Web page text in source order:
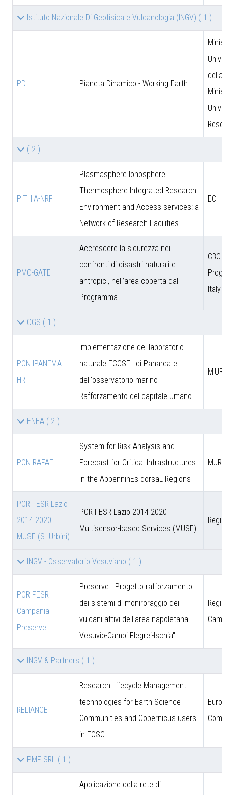
Istituto Nazionale Di Geofisica e Vulcanologia (INGV) ( 1 )
PD Pianeta Dinamico - Working Earth
della
( 2 )
PITHIA-NRF
Plasmasphere Ionosphere
Thermosphere Integrated Research
Environment and Access services: a
Network of Research Facilities
EC
PMO-GATE
Accrescere la sicurezza nei
confronti di disastri naturali e
antropici, nell’area coperta dal
Programma
CBC
Italy-
OGS ( 1 )
PON IPANEMA
HR
Implementazione del laboratorio
naturale ECCSEL di Panarea e
dell'osservatorio marino -
Rafforzamento del capitale umano
MIUR
ENEA ( 2 )
PON RAFAEL
System for Risk Analysis and
Forecast for Critical Infrastructures
in the AppenninEs dorsaL Regions
MUR
POR FESR Lazio
2014-2020 -
MUSE (S. Urbini)
POR FESR Lazio 2014-2020 -
Multisensor-based Services (MUSE)
INGV - Osservatorio Vesuviano ( 1 )
POR FESR
Campania -
Preserve
Preserve:" Progetto rafforzamento
dei sistemi di moniroraggio dei
vulcani attivi dell'area napoletana-
Vesuvio-Campi Flegrei-Ischia"
INGV & Partners ( 1 )
RELIANCE
Research Lifecycle Management
technologies for Earth Science
Communities and Copernicus users
in EOSC
PMF SRL ( 1 )
Applicazione della rete di